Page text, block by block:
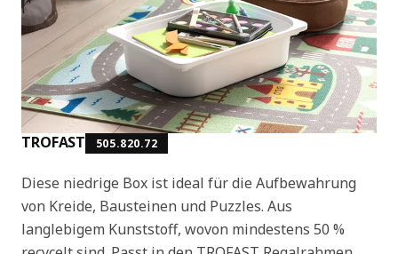
TROFAST 505.820.72
Diese niedrige Box ist ideal für die Aufbewahrung
von Kreide, Bausteinen und Puzzles. Aus
langlebigem Kunststoff, wovon mindestens 50 %